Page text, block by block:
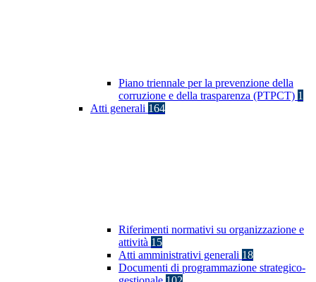
Piano triennale per la prevenzione della
corruzione e della trasparenza (PTPCT) 1
Atti generali 164
Riferimenti normativi su organizzazione e
attività 15
Atti amministrativi generali 18
Documenti di programmazione strategico-